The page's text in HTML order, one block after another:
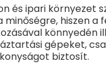
és ipari
hiszen
gépeket,
biztosít.